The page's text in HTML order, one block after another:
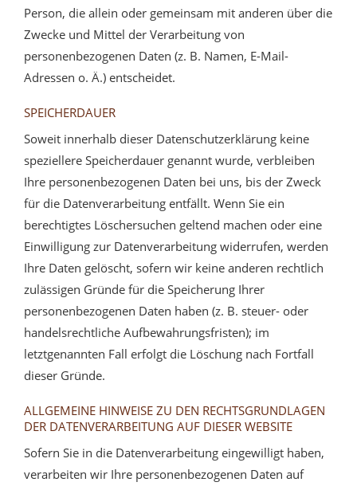
Person, die allein oder gemeinsam mit anderen über die
Zwecke und Mittel der Verarbeitung von
personenbezogenen Daten (z. B. Namen, E-Mail-
Adressen o. Ä.) entscheidet.
SPEICHERDAUER
Soweit innerhalb dieser Datenschutzerklärung keine
speziellere Speicherdauer genannt wurde, verbleiben
Ihre personenbezogenen Daten bei uns, bis der Zweck
für die Datenverarbeitung entfällt. Wenn Sie ein
berechtigtes Löschersuchen geltend machen oder eine
Einwilligung zur Datenverarbeitung widerrufen, werden
Ihre Daten gelöscht, sofern wir keine anderen rechtlich
zulässigen Gründe für die Speicherung Ihrer
personenbezogenen Daten haben (z. B. steuer- oder
handelsrechtliche Aufbewahrungsfristen); im
letztgenannten Fall erfolgt die Löschung nach Fortfall
dieser Gründe.
ALLGEMEINE HINWEISE ZU DEN RECHTSGRUNDLAGEN
DER DATENVERARBEITUNG AUF DIESER WEBSITE
Sofern Sie in die Datenverarbeitung eingewilligt haben,
verarbeiten wir Ihre personenbezogenen Daten auf